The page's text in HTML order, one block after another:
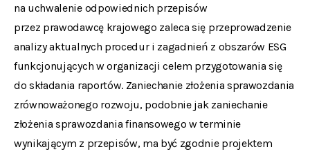
na uchwalenie odpowiednich przepisów
przez prawodawcę krajowego zaleca się przeprowadzenie
analizy aktualnych procedur i zagadnień z obszarów ESG
funkcjonujących w organizacji celem przygotowania się
do składania raportów. Zaniechanie złożenia sprawozdania
zrównoważonego rozwoju, podobnie jak zaniechanie
złożenia sprawozdania finansowego w terminie
wynikającym z przepisów, ma być zgodnie projektem